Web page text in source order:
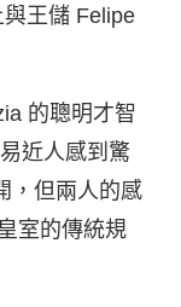
王儲 Felipe
的聰明才智
近人感到驚
，但兩人的感
室的傳統規